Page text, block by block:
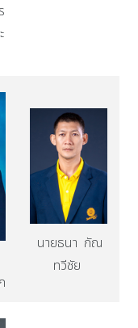
นายธนา กัณ
ทวีชัย